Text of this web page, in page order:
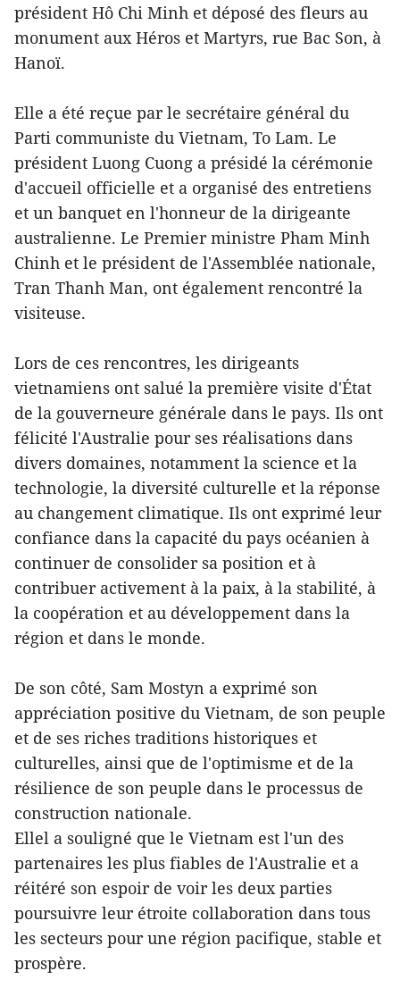
président Hô Chi Minh et déposé des fleurs au
monument aux Héros et Martyrs, rue Bac Son, à
Hanoï.
Elle a été reçue par le secrétaire général du
Parti communiste du Vietnam, To Lam. Le
président Luong Cuong a présidé la cérémonie
d'accueil officielle et a organisé des entretiens
et un banquet en l'honneur de la dirigeante
australienne. Le Premier ministre Pham Minh
Chinh et le président de l'Assemblée nationale,
Tran Thanh Man, ont également rencontré la
visiteuse.
Lors de ces rencontres, les dirigeants
vietnamiens ont salué la première visite d'État
de la gouverneure générale dans le pays. Ils ont
félicité l'Australie pour ses réalisations dans
divers domaines, notamment la science et la
technologie, la diversité culturelle et la réponse
au changement climatique. Ils ont exprimé leur
confiance dans la capacité du pays océanien à
continuer de consolider sa position et à
contribuer activement à la paix, à la stabilité, à
la coopération et au développement dans la
région et dans le monde.
De son côté, Sam Mostyn a exprimé son
appréciation positive du Vietnam, de son peuple
et de ses riches traditions historiques et
culturelles, ainsi que de l'optimisme et de la
résilience de son peuple dans le processus de
construction nationale.
Ellel a souligné que le Vietnam est l'un des
partenaires les plus fiables de l'Australie et a
réitéré son espoir de voir les deux parties
poursuivre leur étroite collaboration dans tous
les secteurs pour une région pacifique, stable et
prospère.